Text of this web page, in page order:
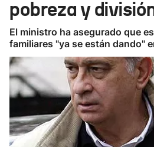
pobreza y
El ministro ha asegurado que
familiares "ya se están dando"